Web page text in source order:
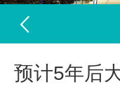
预计5年后